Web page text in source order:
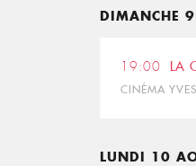
DIMANCHE
19:00 LA
CINÉMA
LUNDI 10